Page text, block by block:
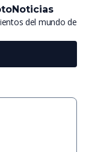
del mundo de